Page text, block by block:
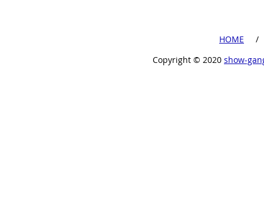
​HOME
​ /
Copyright ©︎ 2020 show-